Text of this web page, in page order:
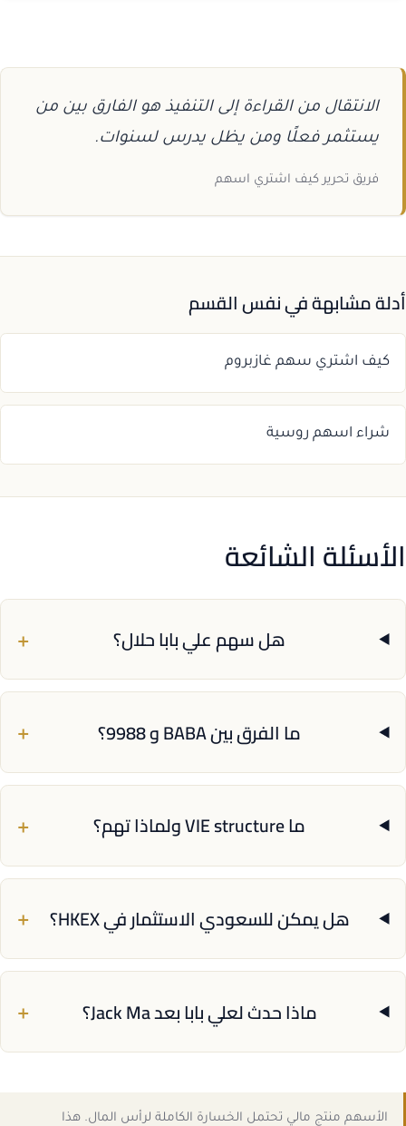
الانتقال من القراءة إلى التنفيذ هو الفارق بين من
يستثمر فعلًا ومن يظل يدرس لسنوات.
فريق تحرير كيف اشتري اسهم
أدلة مشابهة في نفس القسم
كيف اشتري سهم غازبروم
شراء اسهم روسية
الأسئلة الشائعة
هل سهم علي بابا حلال؟ +
ما الفرق بين BABA و 9988؟ +
ما VIE structure ولماذا تهم؟ +
هل يمكن للسعودي الاستثمار في HKEX؟ +
ماذا حدث لعلي بابا بعد Jack Ma؟ +
الأسهم منتج مالي تحتمل الخسارة الكاملة لرأس المال. هذا